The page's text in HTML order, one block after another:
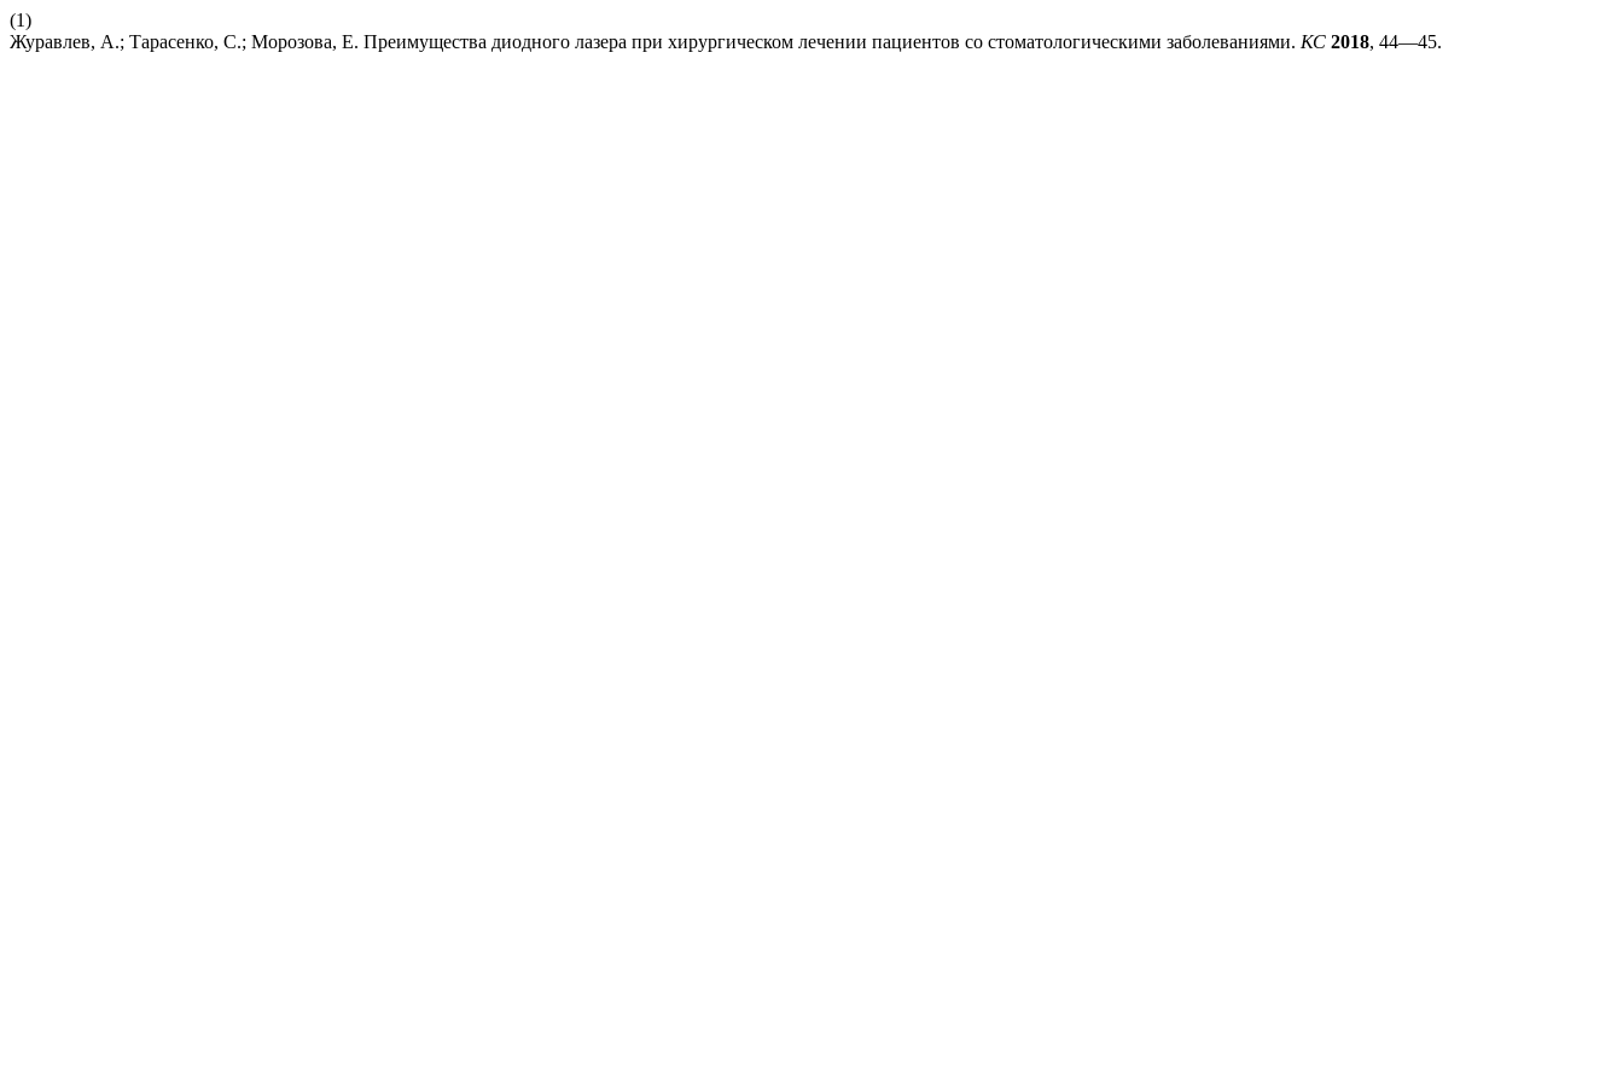
(1)
Журавлев, А.; Тарасенко, С.; Морозова, Е. Преимущества диодного лазера при хирургическом лечении пациентов со стоматологическими заболеваниями. КС 2018, 44—45.